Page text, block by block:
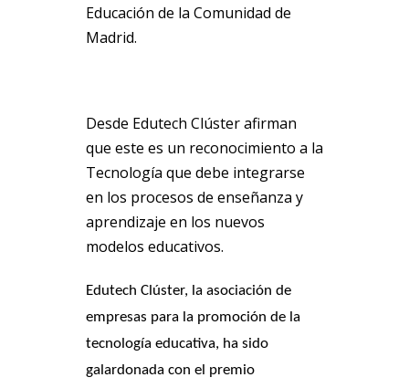
Educación de la Comunidad de
Madrid.
Desde Edutech Clúster afirman
que este es un reconocimiento a la
Tecnología que debe integrarse
en los procesos de enseñanza y
aprendizaje en los nuevos
modelos educativos.
Edutech Clúster, la asociación de
empresas para la promoción de la
tecnología educativa, ha sido
galardonada con el premio